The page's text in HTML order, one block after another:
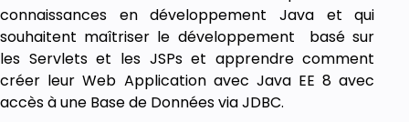
connaissances en développement Java et qui
souhaitent maîtriser le développement basé sur
les Servlets et les JSPs et apprendre comment
créer leur Web Application avec Java EE 8 avec
accès à une Base de Données via JDBC.